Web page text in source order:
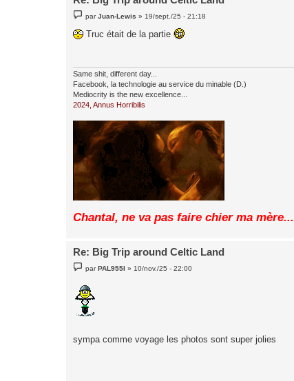
e
s
s
parJuan-Lewis » 19/sept./25 - 21:18
Truc était de la partie
Same shit, different day...
Facebook, la technologie au service du minable (D.)
Mediocrity is the new excellence...
2024, Annus Horribilis
Chantal, ne va pas faire chier ma mère...
Re: Big Trip around Celtic Land
e
s
a
g
e
parPAL955I » 10/nov./25 - 22:00
sympa comme voyage les photos sont super jolies